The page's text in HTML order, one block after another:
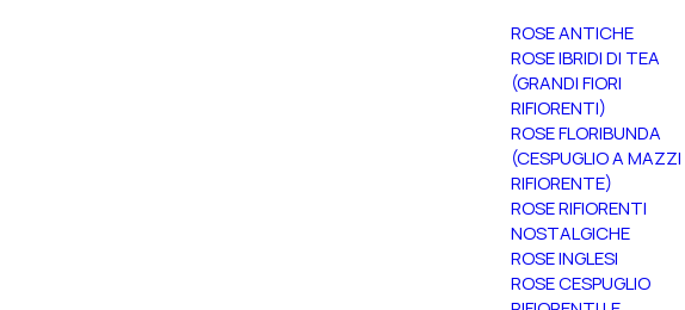
ROSE ANTICHE
ROSE IBRIDI DI TEA
(GRANDI FIORI
RIFIORENTI)
ROSE FLORIBUNDA
(CESPUGLIO A MAZZI
RIFIORENTE)
ROSE RIFIORENTI
NOSTALGICHE
ROSE INGLESI
ROSE CESPUGLIO